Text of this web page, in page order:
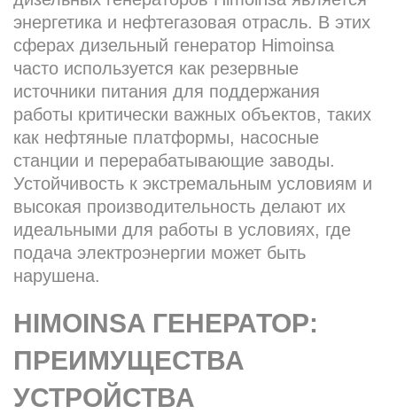
энергетика и нефтегазовая отрасль. В этих
сферах дизельный генератор Himoinsa
часто используется как резервные
источники питания для поддержания
работы критически важных объектов, таких
как нефтяные платформы, насосные
станции и перерабатывающие заводы.
Устойчивость к экстремальным условиям и
высокая производительность делают их
идеальными для работы в условиях, где
подача электроэнергии может быть
нарушена.
HIMOINSA ГЕНЕРАТОР:
ПРЕИМУЩЕСТВА
УСТРОЙСТВА